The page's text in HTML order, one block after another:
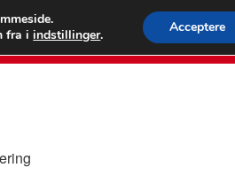
FEDEX
fra iindstillinger. Acceptere